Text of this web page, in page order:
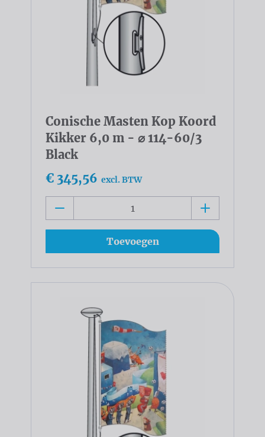
Conische Masten Kop Koord
Kikker 6,0 m - ⌀ 114-60/3
Black
€ 345,56 excl. BTW
Toevoegen